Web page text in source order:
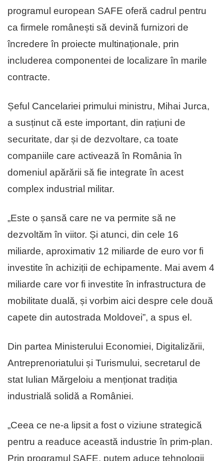
programul european SAFE oferă cadrul pentru
ca firmele românești să devină furnizori de
încredere în proiecte multinaționale, prin
includerea componentei de localizare în marile
contracte.
Șeful Cancelariei primului ministru, Mihai Jurca,
a susținut că este important, din rațiuni de
securitate, dar și de dezvoltare, ca toate
companiile care activează în România în
domeniul apărării să fie integrate în acest
complex industrial militar.
„Este o șansă care ne va permite să ne
dezvoltăm în viitor. Și atunci, din cele 16
miliarde, aproximativ 12 miliarde de euro vor fi
investite în achiziții de echipamente. Mai avem 4
miliarde care vor fi investite în infrastructura de
mobilitate duală, și vorbim aici despre cele două
capete din autostrada Moldovei”, a spus el.
Din partea Ministerului Economiei, Digitalizării,
Antreprenoriatului și Turismului, secretarul de
stat Iulian Mărgeloiu a menționat tradiția
industrială solidă a României.
„Ceea ce ne-a lipsit a fost o viziune strategică
pentru a readuce această industrie în prim-plan.
Prin programul SAFE, putem aduce tehnologii